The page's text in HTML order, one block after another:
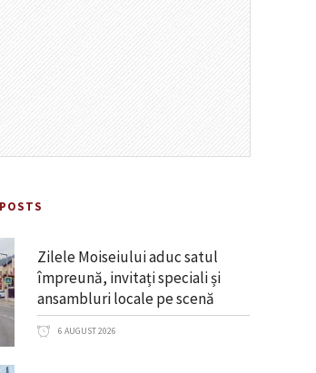
Zilele Moiseiului aduc satul
împreună, invitați speciali și
ansambluri locale pe scenă
6 AUGUST 2026